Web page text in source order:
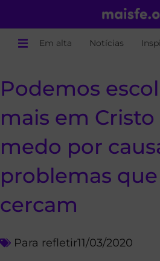
Em alta Notícias
Podemos
mais em
medo por
problemas
cercam
Para refletir11/03/2020